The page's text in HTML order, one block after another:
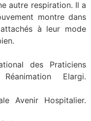
autre respiration. Il a
montre dans
à leur mode
des Praticiens
Elargi.
Avenir Hospitalier.